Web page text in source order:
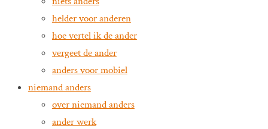
helder voor anderen
hoe vertel ik de ander
vergeet de ander
anders voor mobiel
niemand anders
over niemand anders
ander werk